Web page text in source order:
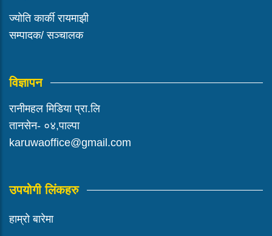
ज्योति कार्की रायमाझी
सम्पादक/ सञ्चालक
विज्ञापन
रानीमहल मिडिया प्रा.लि
तानसेन- ०४,पाल्पा
karuwaoffice@gmail.com
उपयोगी लिंकहरु
हाम्रो बारेमा